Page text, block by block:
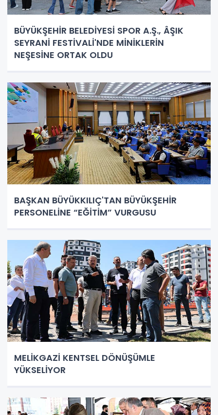
BÜYÜKŞEHİR BELEDİYESİ SPOR A.Ş., ÂŞIK
SEYRANİ FESTİVALİ'NDE MİNİKLERİN
NEŞESİNE ORTAK OLDU
BAŞKAN BÜYÜKKILIÇ'TAN BÜYÜKŞEHİR
PERSONELİNE “EĞİTİM” VURGUSU
MELİKGAZİ KENTSEL DÖNÜŞÜMLE
YÜKSELİYOR